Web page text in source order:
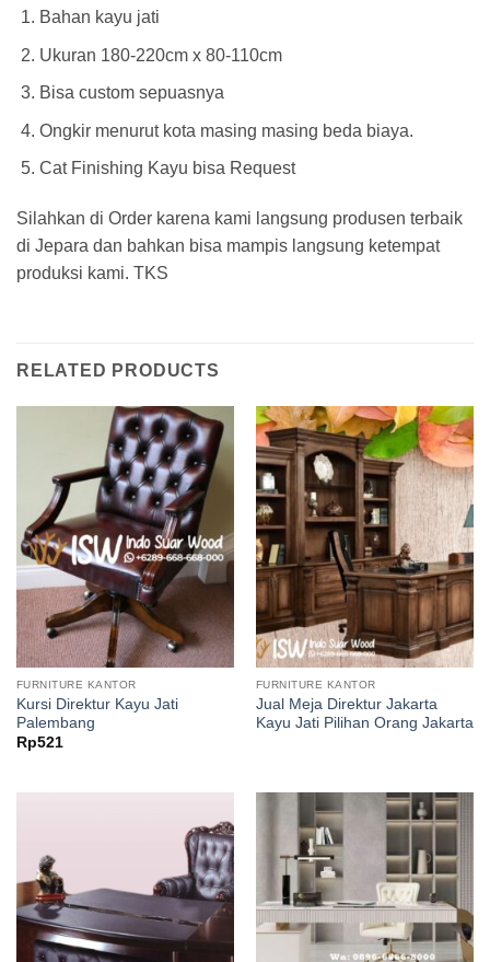
Bahan kayu jati
Ukuran 180-220cm x 80-110cm
Bisa custom sepuasnya
Ongkir menurut kota masing masing beda biaya.
Cat Finishing Kayu bisa Request
Silahkan di Order karena kami langsung produsen terbaik
di Jepara dan bahkan bisa mampis langsung ketempat
produksi kami. TKS
RELATED PRODUCTS
FURNITURE KANTOR
Kursi Direktur Kayu Jati
Palembang
Rp521
FURNITURE KANTOR
Jual Meja Direktur Jakarta
Kayu Jati Pilihan Orang Jakarta